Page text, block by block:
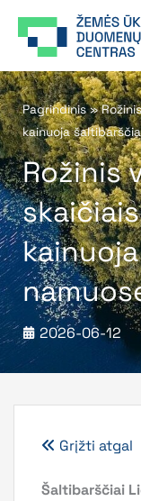
prie
Pagrindinis»
kainuoja
Rožinis
2026-06-12
Grįžti atgal
Šaltibarščiai